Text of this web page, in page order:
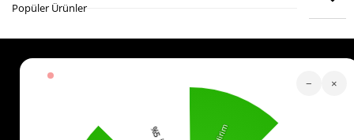
Köstebek Destek
− ×
Popüler Ürünler